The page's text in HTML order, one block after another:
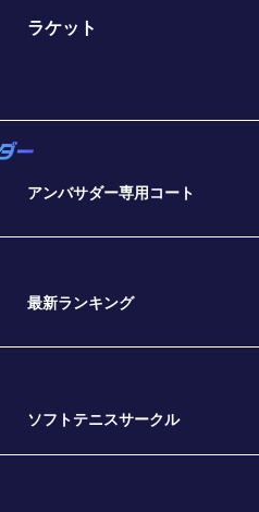
ラケット
アンバサダー専用コート
最新ランキング
ソフトテニスサークル